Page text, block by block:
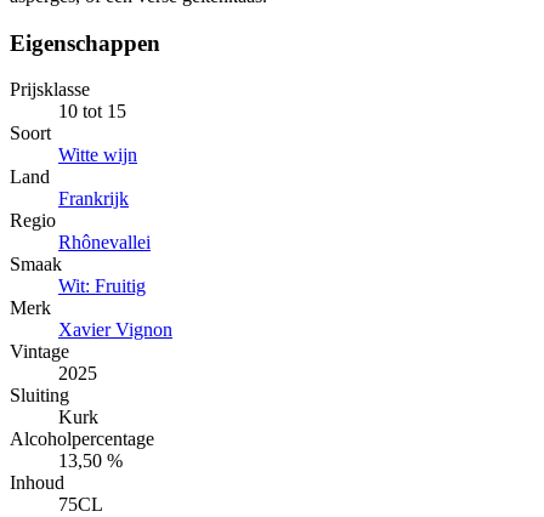
Eigenschappen
Prijsklasse
10 tot 15
Soort
Witte wijn
Land
Frankrijk
Regio
Rhônevallei
Smaak
Wit: Fruitig
Merk
Xavier Vignon
Vintage
2025
Sluiting
Kurk
Alcoholpercentage
13,50 %
Inhoud
75CL